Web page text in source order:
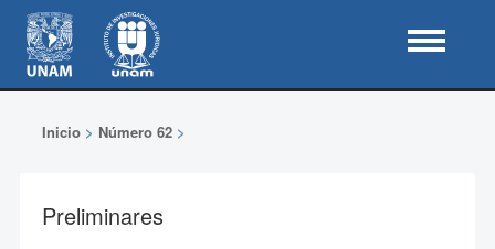
Inicio> Número 62>
Preliminares